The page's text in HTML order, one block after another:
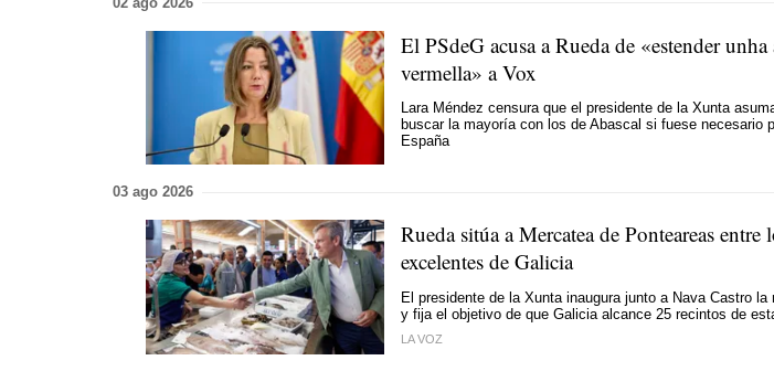
El PSdeG acusa a Rueda de «estender
vermella» a Vox
Lara Méndez censura que el presidente de la Xunta
buscar la mayoría con los de Abascal si fuese necesario
España
03 ago 2026
Rueda sitúa a Mercatea de Ponteareas entre
excelentes de Galicia
El presidente de la Xunta inaugura junto a Nava Castro la
y fija el objetivo de que Galicia alcance 25 recintos de
LA VOZ